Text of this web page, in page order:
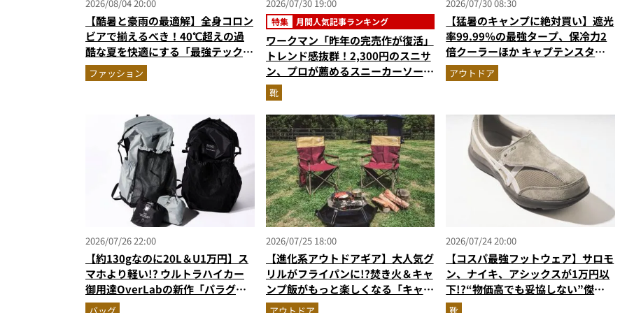
2026/08/04 20:00
【酷暑と豪雨の最適解】全身コロン
ビアで揃えるべき！40℃超えの過
酷な夏を快適にする「最強テックウ
エア」セットアップ
ファッション
2026/07/30 19:00
特集 月間人気記事ランキング
ワークマン「昨年の完売作が復活」
トレンド感抜群！2,300円のスニサ
ン、プロが薦めるスニーカーソール
搭載“走れるサンダル”…ほか【夏
シューズの人気記事ランキングベス
ト3】（2026年6月版）
靴
2026/07/30 08:30
【猛暑のキャンプに絶対買い】遮光
率99.99％の最強タープ、保冷力2
倍クーラーほか キャプテンスタッ
グの快適ギア6選を徹底解説
アウトドア
2026/07/26 22:00
【約130gなのに20L＆U1万円】ス
マホより軽い!? ウルトラハイカー
御用達OverLabの新作「パラグラ
イダー素材バックパック」に大注目
2026/07/25 18:00
【進化系アウトドアギア】大人気グ
リルがフライパンに!?焚き火＆キャ
ンプ飯がもっと楽しくなる「キャプ
テンスタッグの最強ギア」4選
2026/07/24 20:00
【コスパ最強フットウェア】サロモ
ン、ナイキ、アシックスが1万円以
下!?“物価高でも妥協しない”傑作
シューズ3選